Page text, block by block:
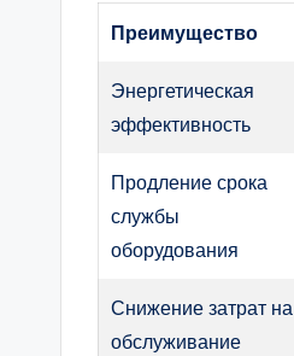
Преимущество
Энергетическая
эффективность
Продление срока
службы
оборудования
Снижение затрат на
обслуживание